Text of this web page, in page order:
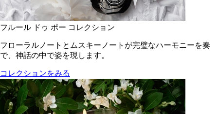
フルール ドゥ ポー コレクション
フローラルノートとムスキーノートが完璧なハーモニーを奏
で、神話の中で姿を現します。
コレクションをみる